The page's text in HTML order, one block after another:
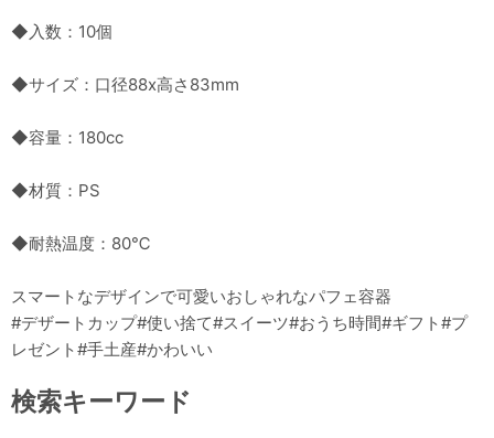
◆入数：10個
◆サイズ：口径88x高さ83mm
◆容量：180cc
◆材質：PS
◆耐熱温度：80℃
スマートなデザインで可愛いおしゃれなパフェ容器
#デザートカップ#使い捨て#スイーツ#おうち時間#ギフト#プ
レゼント#手土産#かわいい
検索キーワード